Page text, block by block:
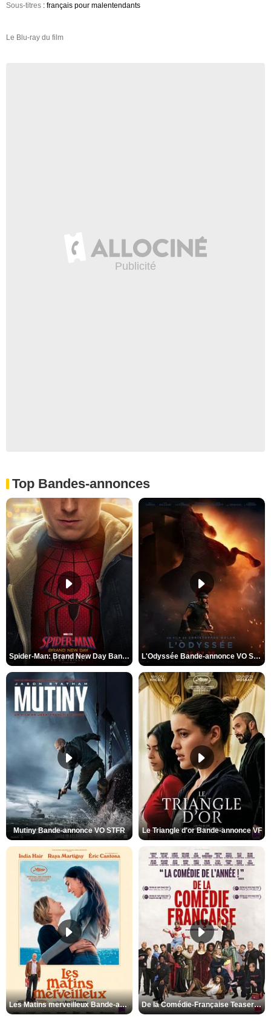
Sous-titres : français pour malentendants
Le Blu-ray du film
Top Bandes-annonces
Spider-Man: Brand New Day Bande-annonce VO STFR L'Odyssée Bande-annonce VO STFR
Mutiny Bande-annonce VO STFR Le Triangle d'or Bande-annonce VF
Les Matins merveilleux Bande-annonce VF De la Comédie-Française Teaser VF